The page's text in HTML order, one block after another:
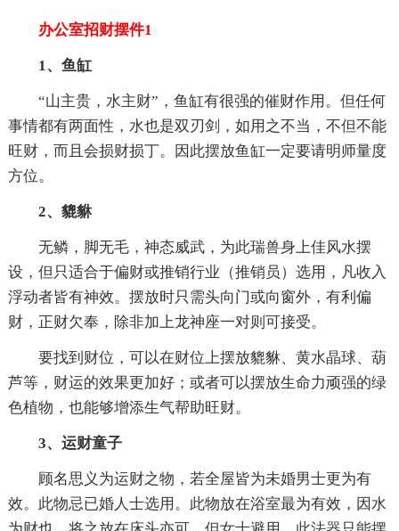
办公室招财摆件1
1、鱼缸
“山主贵，水主财”，鱼缸有很强的催财作用。但任何
事情都有两面性，水也是双刃剑，如用之不当，不但不能
旺财，而且会损财损丁。因此摆放鱼缸一定要请明师量度
方位。
2、貔貅
无鳞，脚无毛，神态威武，为此瑞兽身上佳风水摆
设，但只适合于偏财或推销行业（推销员）选用，凡收入
浮动者皆有神效。摆放时只需头向门或向窗外，有利偏
财，正财欠奉，除非加上龙神座一对则可接受。
要找到财位，可以在财位上摆放貔貅、黄水晶球、葫
芦等，财运的效果更加好；或者可以摆放生命力顽强的绿
色植物，也能够增添生气帮助旺财。
3、运财童子
顾名思义为运财之物，若全屋皆为未婚男士更为有
效。此物忌已婚人士选用。此物放在浴室最为有效，因水